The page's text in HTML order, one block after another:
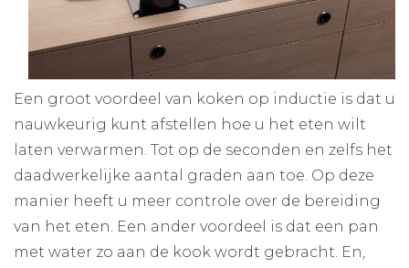
Een groot voordeel van koken op inductie is dat u
nauwkeurig kunt afstellen hoe u het eten wilt
laten verwarmen. Tot op de seconden en zelfs het
daadwerkelijke aantal graden aan toe. Op deze
manier heeft u meer controle over de bereiding
van het eten. Een ander voordeel is dat een pan
met water zo aan de kook wordt gebracht. En,